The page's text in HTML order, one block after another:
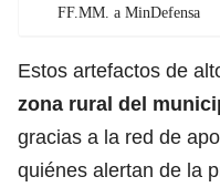
FF.MM. a MinDefensa
Estos artefactos de
zona rural del
gracias a la red de
quiénes alertan de la